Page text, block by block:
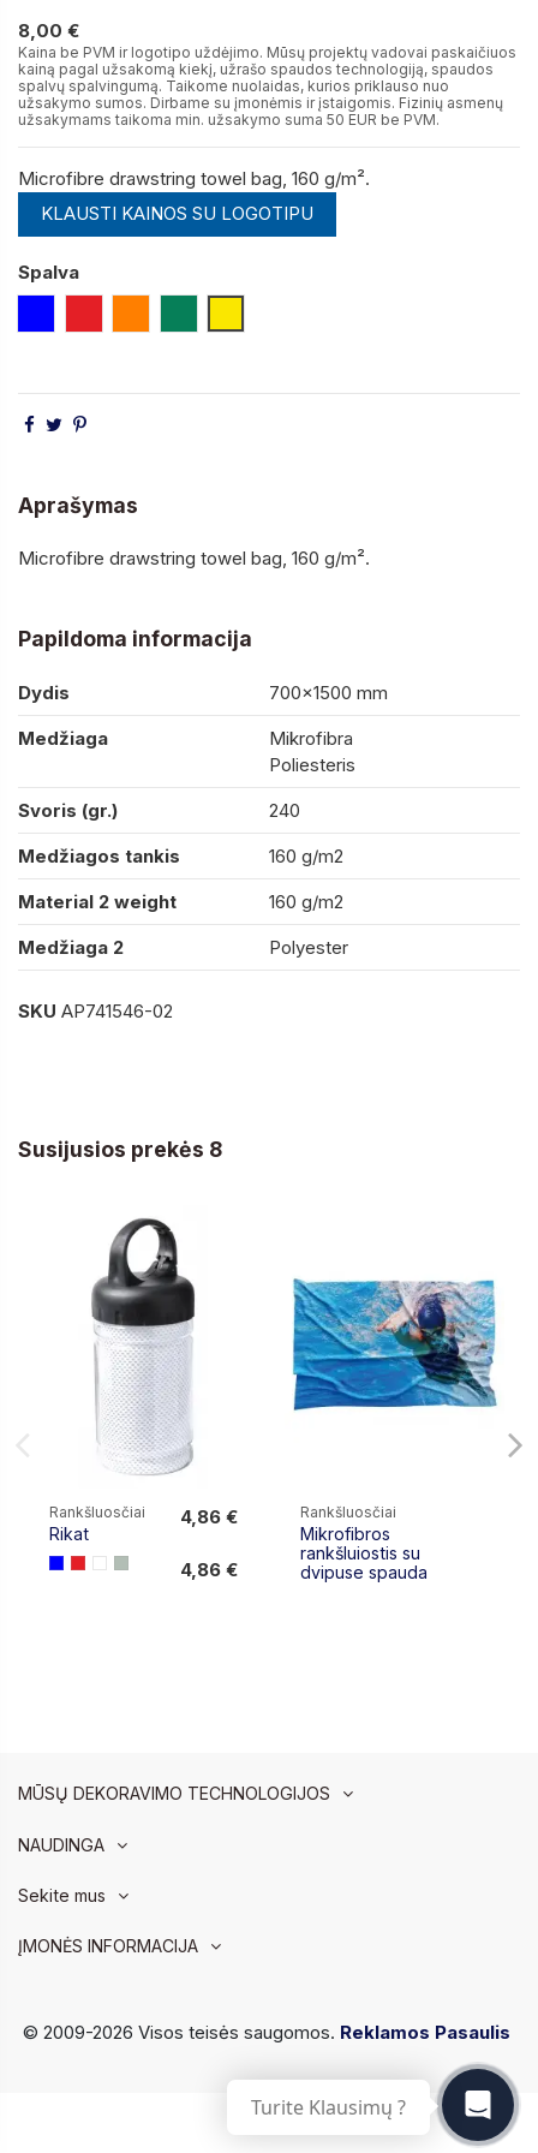
8,00 €
Kaina be PVM ir logotipo uždėjimo. Mūsų projektų vadovai paskaičiuos
kainą pagal užsakomą kiekį, užrašo spaudos technologiją, spaudos
spalvų spalvingumą. Taikome nuolaidas, kurios priklauso nuo
užsakymo sumos. Dirbame su įmonėmis ir įstaigomis. Fizinių asmenų
užsakymams taikoma min. užsakymo suma 50 EUR be PVM.
Microfibre drawstring towel bag, 160 g/m².
KLAUSTI KAINOS SU LOGOTIPU
Spalva
Aprašymas
Microfibre drawstring towel bag, 160 g/m².
Papildoma informacija
Dydis
700×1500 mm
Medžiaga
Mikrofibra
Poliesteris
Svoris (gr.)
240
Medžiagos tankis
160 g/m2
Material 2 weight
160 g/m2
Medžiaga 2
Polyester
SKU AP741546-02
Susijusios prekės 8
Rankšluosčiai
Rikat
4,86 €
4,86 €
Rankšluosčiai
Mikrofibros
rankšluiostis su
dvipuse spauda
MŪSŲ DEKORAVIMO TECHNOLOGIJOS
NAUDINGA
Sekite mus
ĮMONĖS INFORMACIJA
© 2009-2026 Visos teisės saugomos. Reklamos Pasaulis
Turite Klausimų ?